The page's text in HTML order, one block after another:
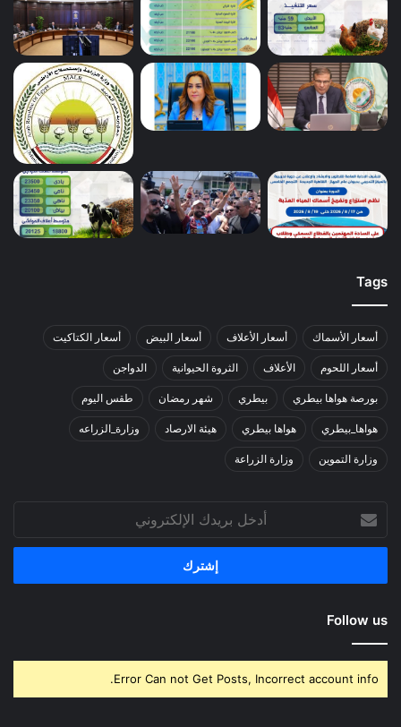
Tags
أسعار الأسماك أسعار الأعلاف أسعار البيض أسعار الكتاكيت
أسعار اللحوم الأعلاف الثروة الحيوانية الدواجن
بورصة هواها بيطري بيطري شهر رمضان طقس اليوم
هواها_بيطري هواها بيطري هيئة الارصاد وزارة_الزراعه
وزارة التموين وزارة الزراعة
أدخل
بريدك
الإلكتروني
Follow us
Error Can not Get Posts, Incorrect account info.